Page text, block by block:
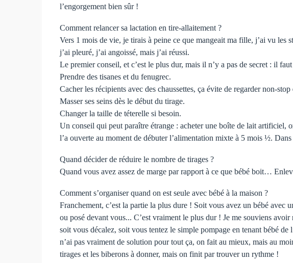
l’engorgement bien sûr !
Comment relancer sa lactation en tire-allaitement ?
Vers 1 mois de vie, je tirais à peine ce que mangeait ma fille, j’ai vu
j’ai pleuré, j’ai angoissé, mais j’ai réussi.
Le premier conseil, et c’est le plus dur, mais il n’y a pas de secret : il
Prendre des tisanes et du fenugrec.
Cacher les récipients avec des chaussettes, ça évite de regarder non-
Masser ses seins dès le début du tirage.
Changer la taille de téterelle si besoin.
Un conseil qui peut paraître étrange : acheter une boîte de lait artificiel,
l’a ouverte au moment de débuter l’alimentation mixte à 5 mois ½.
Quand décider de réduire le nombre de tirages ?
Quand vous avez assez de marge par rapport à ce que bébé boit…
Comment s’organiser quand on est seule avec bébé à la maison ?
Franchement, c’est la partie la plus dure ! Soit vous avez un bébé
ou posé devant vous... C’est vraiment le plus dur ! Je me souviens
soit vous décalez, soit vous tentez le simple pompage en tenant bébé
n’ai pas vraiment de solution pour tout ça, on fait au mieux, mais au
tirages et les biberons à donner, mais on finit par trouver un rythme !